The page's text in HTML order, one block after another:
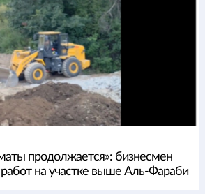
продолжается»: бизнесмен
на участке выше Аль-Фараби